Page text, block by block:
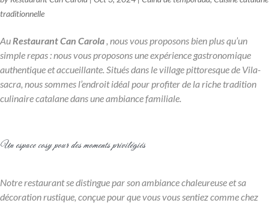
traditionnelle
Au Restaurant Can Carola , nous vous proposons bien plus qu’un
simple repas : nous vous proposons une expérience gastronomique
authentique et accueillante. Situés dans le village pittoresque de Vila-
sacra, nous sommes l’endroit idéal pour profiter de la riche tradition
culinaire catalane dans une ambiance familiale.
Un espace cosy pour des moments privilégiés
Notre restaurant se distingue par son ambiance chaleureuse et sa
décoration rustique, conçue pour que vous vous sentiez comme chez